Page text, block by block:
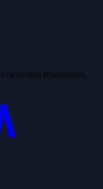
reservados.